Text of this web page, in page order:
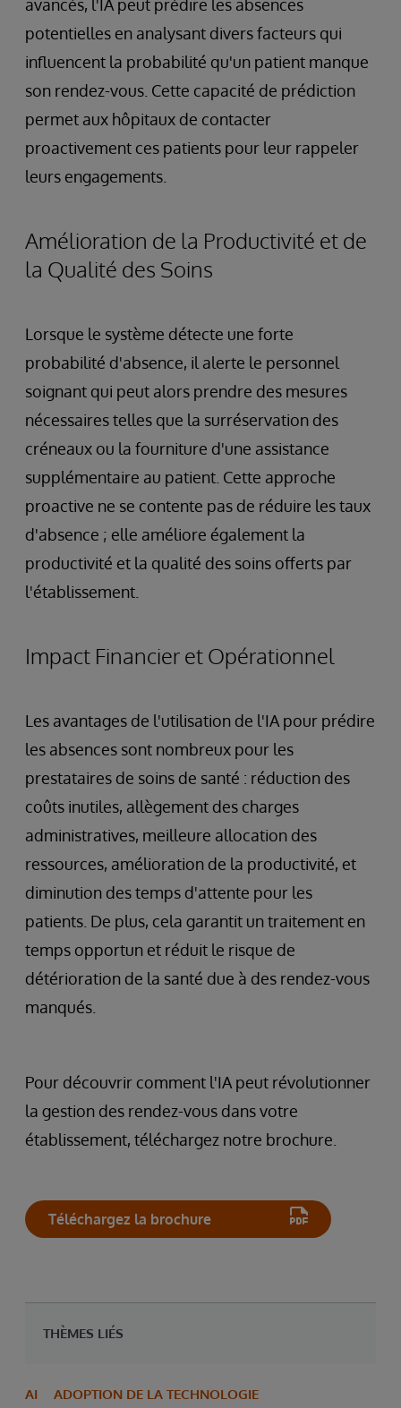
avancés, l'IA peut prédire les absences
potentielles en analysant divers facteurs qui
influencent la probabilité qu'un patient manque
son rendez-vous. Cette capacité de prédiction
permet aux hôpitaux de contacter
proactivement ces patients pour leur rappeler
leurs engagements.
Amélioration de la Productivité et de
la Qualité des Soins
Lorsque le système détecte une forte
probabilité d'absence, il alerte le personnel
soignant qui peut alors prendre des mesures
nécessaires telles que la surréservation des
créneaux ou la fourniture d'une assistance
supplémentaire au patient. Cette approche
proactive ne se contente pas de réduire les taux
d'absence ; elle améliore également la
productivité et la qualité des soins offerts par
l'établissement.
Impact Financier et Opérationnel
Les avantages de l'utilisation de l'IA pour prédire
les absences sont nombreux pour les
prestataires de soins de santé : réduction des
coûts inutiles, allègement des charges
administratives, meilleure allocation des
ressources, amélioration de la productivité, et
diminution des temps d'attente pour les
patients. De plus, cela garantit un traitement en
temps opportun et réduit le risque de
détérioration de la santé due à des rendez-vous
manqués.
Pour découvrir comment l'IA peut révolutionner
la gestion des rendez-vous dans votre
établissement, téléchargez notre brochure.
Téléchargez la brochure
THÈMES LIÉS
AI ADOPTION DE LA TECHNOLOGIE